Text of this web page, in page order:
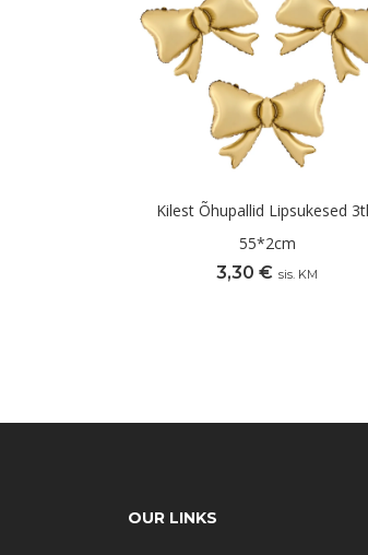
Kilest Õhupallid Lipsukesed
55*2cm
3,30 € sis. KM
OUR LINKS